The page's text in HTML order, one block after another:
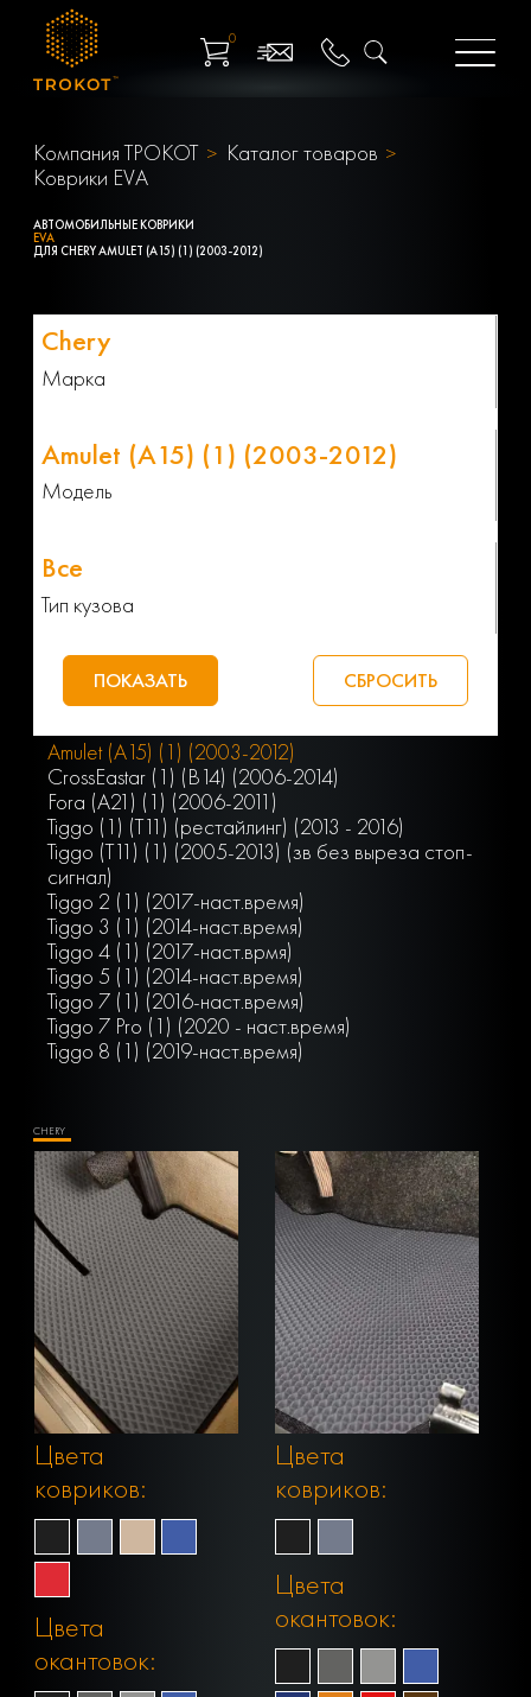
0
Компания ТРОКОТ
Каталог товаров
Коврики EVA
АВТОМОБИЛЬНЫЕ КОВРИКИ
EVA
ДЛЯ CHERY AMULET (A15) (1) (2003-2012)
Марка
Модель
Тип кузова
Amulet (A15) (1) (2003-2012)
CrossEastar (1) (B14) (2006-2014)
Fora (A21) (1) (2006-2011)
Tiggo (1) (T11) (рестайлинг) (2013 - 2016)
Tiggo (T11) (1) (2005-2013) (зв без выреза стоп-
сигнал)
Tiggo 2 (1) (2017-наст.время)
Tiggo 3 (1) (2014-наст.время)
Tiggo 4 (1) (2017-наст.врмя)
Tiggo 5 (1) (2014-наст.время)
Tiggo 7 (1) (2016-наст.время)
Tiggo 7 Pro (1) (2020 - наст.время)
Tiggo 8 (1) (2019-наст.время)
CHERY
Цвета
ковриков:
Цвета
окантовок:
Цвета
ковриков:
Цвета
окантовок: